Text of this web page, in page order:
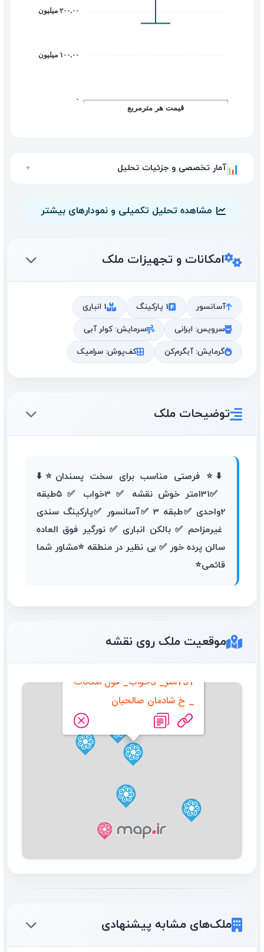
📊 آمار تخصصی و جزئیات تحلیل ▼
مشاهده تحلیل تکمیلی و نمودارهای بیشتر
امکانات و تجهیزات ملک
آسانسور 1 پارکینگ
1 انباری
سرویس: ایرانی
سرمایش: کولر آبی
گرمایش: آبگرم‌کن
کف‌پوش: سرامیک
توضیحات ملک
⬇️⭐️ فرصتی مناسب برای سخت پسندان⭐️⬇️
✅️131متر خوش نقشه ✅️ 3خواب ✅️ ۵طبقه
2واحدی ✅️طبقه 3 ✅️آسانسور ✅️پارکینگ سندی
غیرمزاحم ✅️ بالکن انباری ✅️ نورگیر فوق العاده
سالن پرده خور ✅️ بی نظیر در منطقه ⭐️مشاور شما
قائمی⭐️
موقعیت ملک روی نقشه
131متر_ 3خواب_ فول امکانات
_ خ شادمان صالحیان
ملک‌های مشابه پیشنهادی